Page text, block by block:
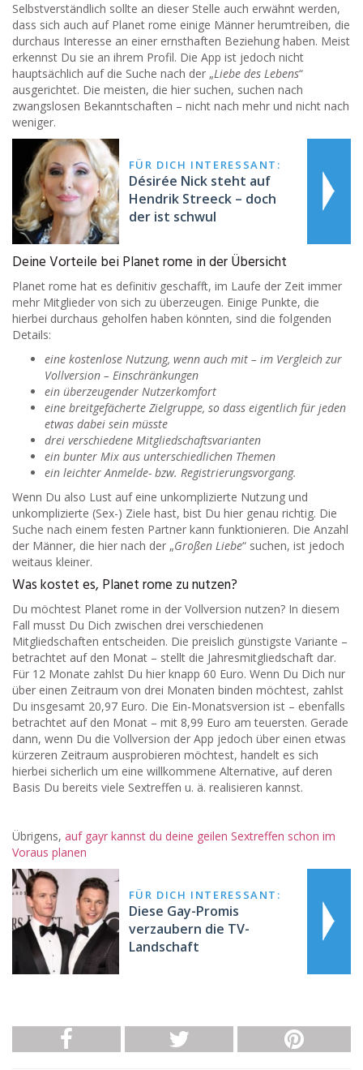
Selbstverständlich sollte an dieser Stelle auch erwähnt werden,
dass sich auch auf Planet rome einige Männer herumtreiben, die
durchaus Interesse an einer ernsthaften Beziehung haben. Meist
erkennst Du sie an ihrem Profil. Die App ist jedoch nicht
hauptsächlich auf die Suche nach der „Liebe des Lebens“
ausgerichtet. Die meisten, die hier suchen, suchen nach
zwangslosen Bekanntschaften – nicht nach mehr und nicht nach
weniger.
FÜR DICH INTERESSANT:
Désirée Nick steht auf
Hendrik Streeck – doch
der ist schwul
Deine Vorteile bei Planet rome in der Übersicht
Planet rome hat es definitiv geschafft, im Laufe der Zeit immer
mehr Mitglieder von sich zu überzeugen. Einige Punkte, die
hierbei durchaus geholfen haben könnten, sind die folgenden
Details:
eine kostenlose Nutzung, wenn auch mit – im Vergleich zur
Vollversion – Einschränkungen
ein überzeugender Nutzerkomfort
eine breitgefächerte Zielgruppe, so dass eigentlich für jeden
etwas dabei sein müsste
drei verschiedene Mitgliedschaftsvarianten
ein bunter Mix aus unterschiedlichen Themen
ein leichter Anmelde- bzw. Registrierungsvorgang.
Wenn Du also Lust auf eine unkomplizierte Nutzung und
unkomplizierte (Sex-) Ziele hast, bist Du hier genau richtig. Die
Suche nach einem festen Partner kann funktionieren. Die Anzahl
der Männer, die hier nach der „Großen Liebe“ suchen, ist jedoch
weitaus kleiner.
Was kostet es, Planet rome zu nutzen?
Du möchtest Planet rome in der Vollversion nutzen? In diesem
Fall musst Du Dich zwischen drei verschiedenen
Mitgliedschaften entscheiden. Die preislich günstigste Variante –
betrachtet auf den Monat – stellt die Jahresmitgliedschaft dar.
Für 12 Monate zahlst Du hier knapp 60 Euro. Wenn Du Dich nur
über einen Zeitraum von drei Monaten binden möchtest, zahlst
Du insgesamt 20,97 Euro. Die Ein-Monatsversion ist – ebenfalls
betrachtet auf den Monat – mit 8,99 Euro am teuersten. Gerade
dann, wenn Du die Vollversion der App jedoch über einen etwas
kürzeren Zeitraum ausprobieren möchtest, handelt es sich
hierbei sicherlich um eine willkommene Alternative, auf deren
Basis Du bereits viele Sextreffen u. ä. realisieren kannst.
Übrigens, auf gayr kannst du deine geilen Sextreffen schon im
Voraus planen
FÜR DICH INTERESSANT:
Diese Gay-Promis
verzaubern die TV-
Landschaft